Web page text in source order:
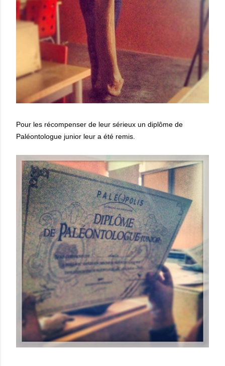
Pour les récompenser de leur sérieux un diplôme de
Paléontologue junior leur a été remis.